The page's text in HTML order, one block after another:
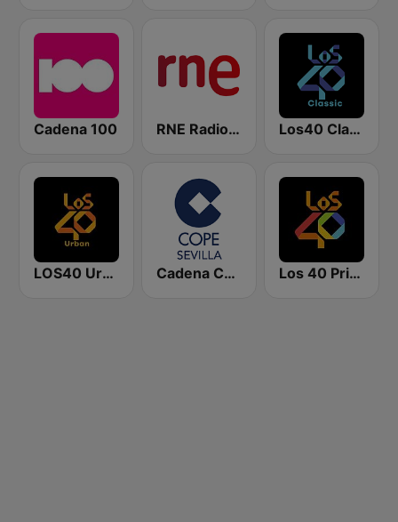
Cadena 100 RNE Radio Nacional Los40 Classic
LOS40 Urban Cadena COPE Sevilla Los 40 Principales